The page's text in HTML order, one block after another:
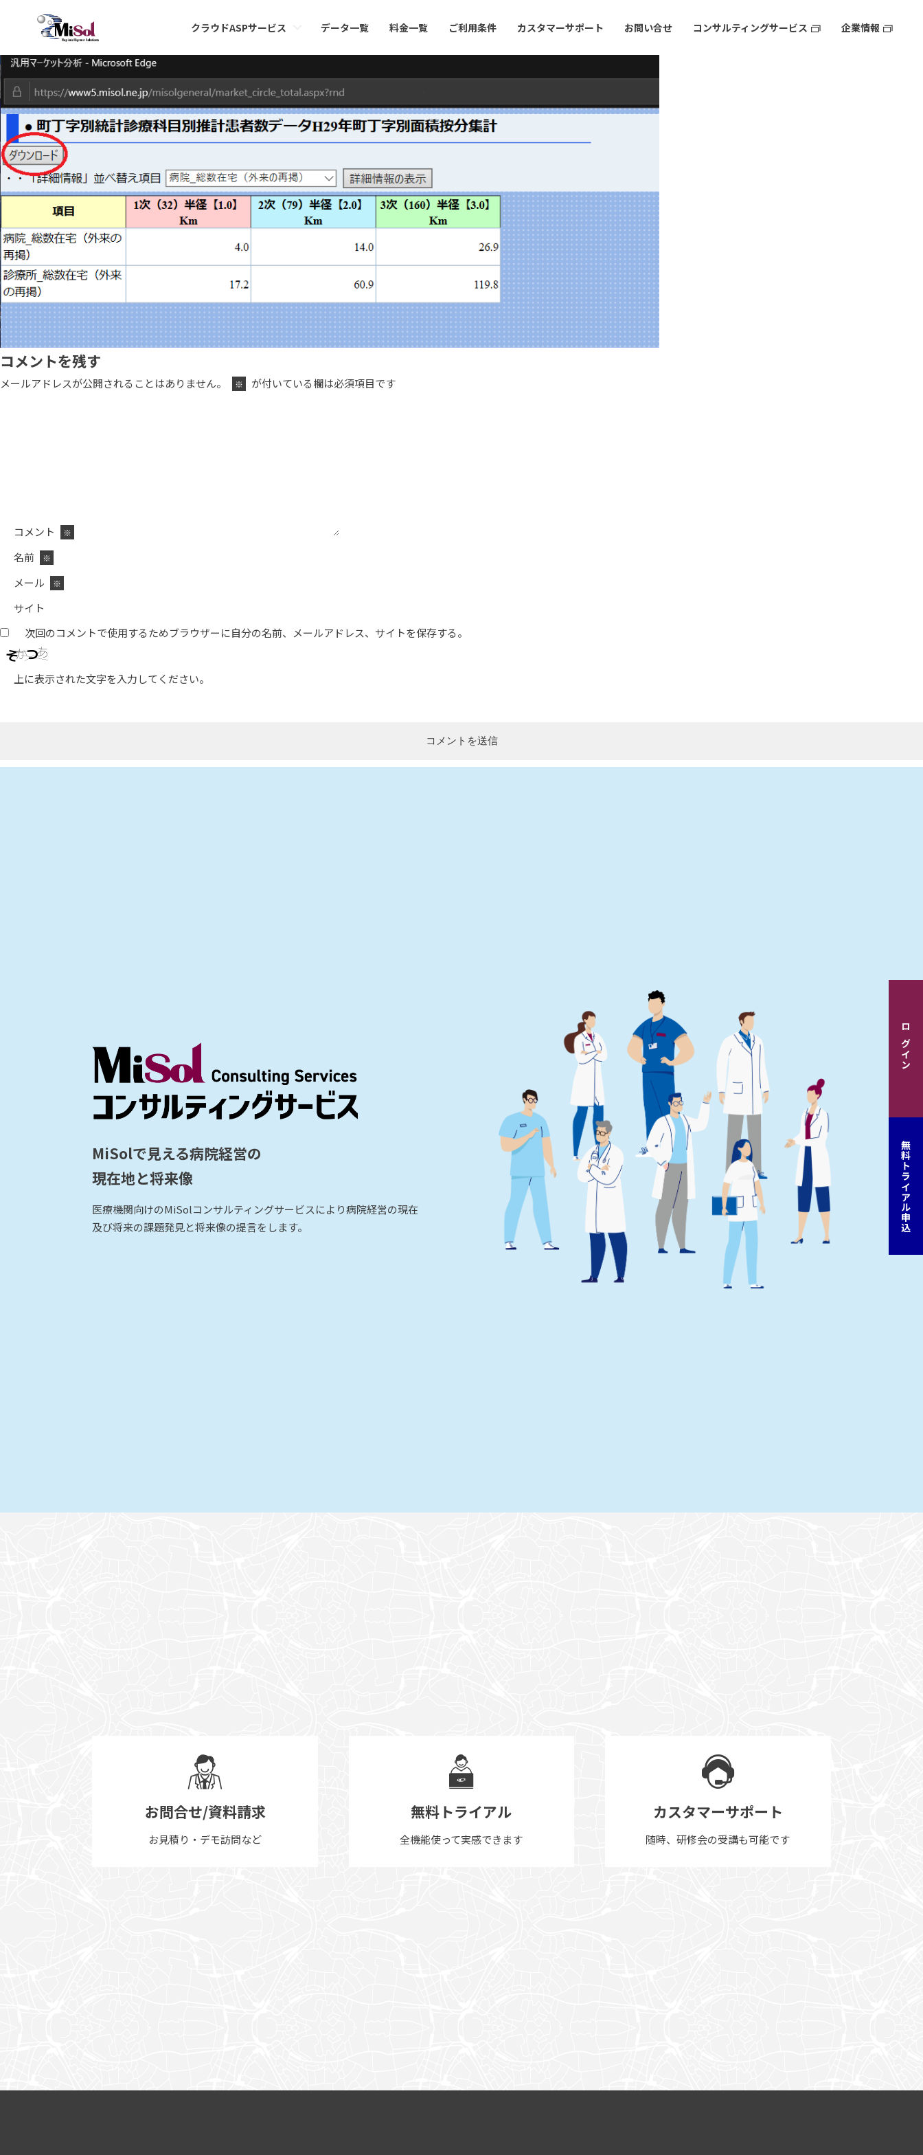
クラウドASPサービス データ一覧 料金一覧 ご利用条件 カスタマーサポート お問い合せ コンサルティングサービス 企業情報
zai15
2020年6月19日at1023 × 462
コメントを残す
メールアドレスが公開されることはありません。 ※ が付いている欄は必須項目です
コメント ※
名前 ※
メール ※
サイト
次回のコメントで使用するためブラウザーに自分の名前、メールアドレス、サイトを保存する。
上に表示された文字を入力してください。
ログイン
無料トライアル申込
MiSolで見える病院経営の
現在地と将来像
医療機関向けのMiSolコンサルティングサービスにより病院経営の現在
及び将来の課題発見と将来像の提言をします。
お問合せ/資料請求
お見積り・デモ訪問など
無料トライアル
全機能使って実感できます
カスタマーサポート
随時、研修会の受講も可能です